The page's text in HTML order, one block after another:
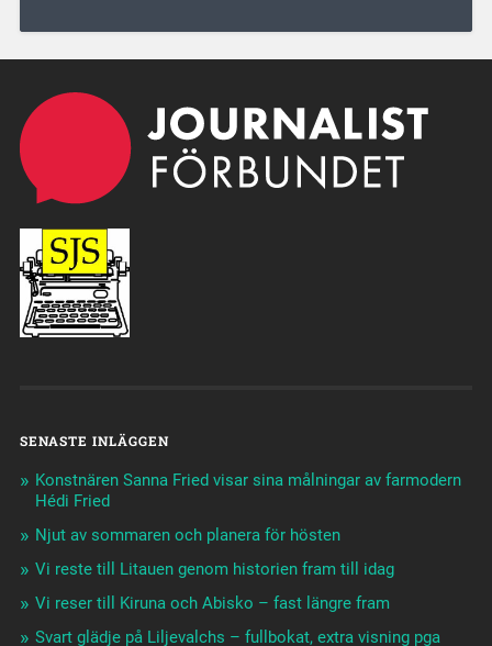
SENASTE INLÄGGEN
Konstnären Sanna Fried visar sina målningar av farmodern
Hédi Fried
Njut av sommaren och planera för hösten
Vi reste till Litauen genom historien fram till idag
Vi reser till Kiruna och Abisko – fast längre fram
Svart glädje på Liljevalchs – fullbokat, extra visning pga